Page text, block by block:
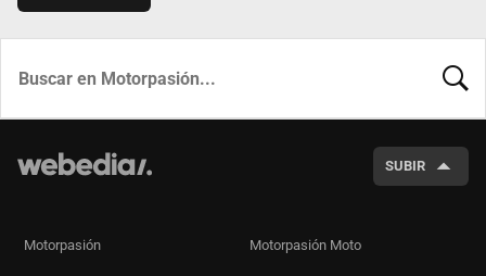
SUBIR
Motorpasión Motorpasión Moto